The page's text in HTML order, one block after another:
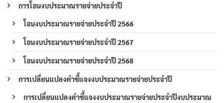
การโอนงบประมาณรายจ่ายประจำปี
โอนงบประมาณรายจ่ายประจำปี 2566
โอนงบประมาณรายจ่ายประจำปี 2567
โอนงบประมาณรายจ่ายประจำปี 2568
การเปลี่ยนแปลงคำชี้แจงงบประมาณรายจ่ายประจำปี
การเปลี่ยนแปลงคำชี้แจงงบประมาณรายจ่ายประจำปีงบประมาณ